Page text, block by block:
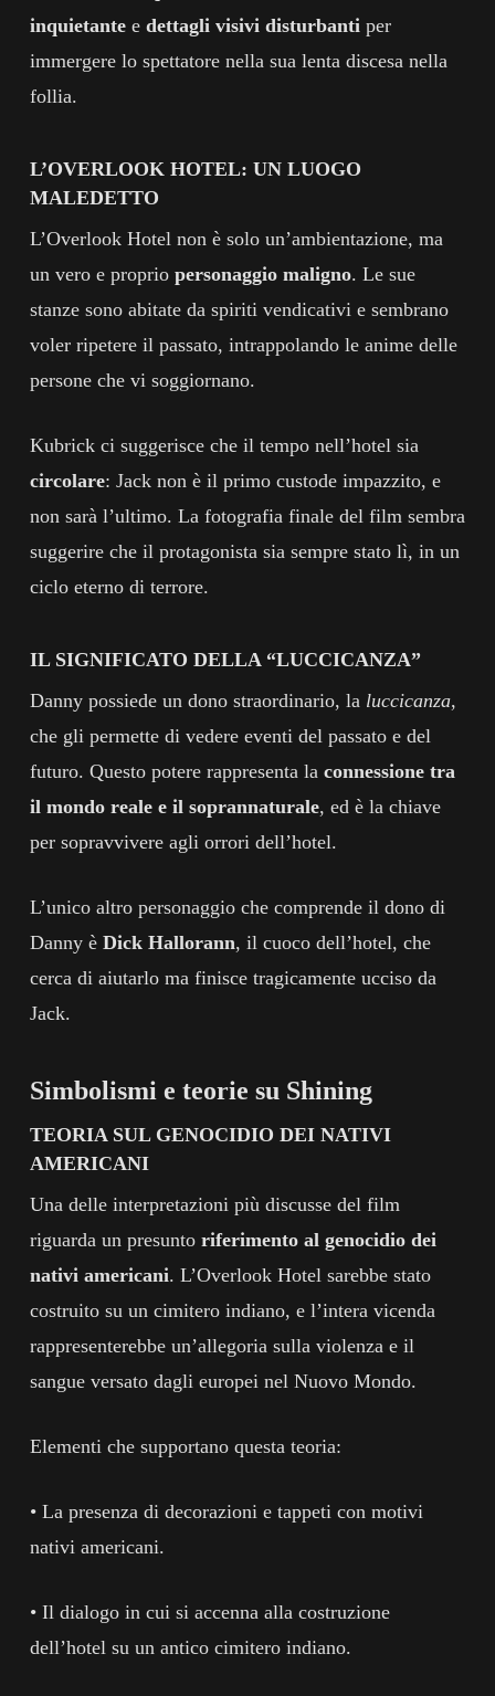
inquietantee dettagli visivi disturbantiper
immergere lo spettatore nella sua lenta discesa nella
follia.
L’OVERLOOK HOTEL: UN LUOGO
MALEDETTO
L’Overlook Hotel non è solo un’ambientazione, ma
un vero e proprio personaggio maligno. Le sue
stanze sono abitate da spiriti vendicativi e sembrano
voler ripetere il passato, intrappolando le anime delle
persone che vi soggiornano.
Kubrick ci suggerisce che il tempo nell’hotel sia
circolare: Jack non è il primo custode impazzito, e
non sarà l’ultimo. La fotografia finale del film sembra
suggerire che il protagonista sia sempre stato lì, in un
ciclo eterno di terrore.
IL SIGNIFICATO DELLA “LUCCICANZA”
Danny possiede un dono straordinario, la luccicanza,
che gli permette di vedere eventi del passato e del
futuro. Questo potere rappresenta la connessione tra
il mondo reale e il soprannaturale, ed è la chiave
per sopravvivere agli orrori dell’hotel.
L’unico altro personaggio che comprende il dono di
Danny è Dick Hallorann, il cuoco dell’hotel, che
cerca di aiutarlo ma finisce tragicamente ucciso da
Jack.
Simbolismi e teorie su Shining
TEORIA SUL GENOCIDIO DEI NATIVI
AMERICANI
Una delle interpretazioni più discusse del film
riguarda un presunto riferimento al genocidio dei
nativi americani. L’Overlook Hotel sarebbe stato
costruito su un cimitero indiano, e l’intera vicenda
rappresenterebbe un’allegoria sulla violenza e il
sangue versato dagli europei nel Nuovo Mondo.
Elementi che supportano questa teoria:
• La presenza di decorazioni e tappeti con motivi
nativi americani.
• Il dialogo in cui si accenna alla costruzione
dell’hotel su un antico cimitero indiano.